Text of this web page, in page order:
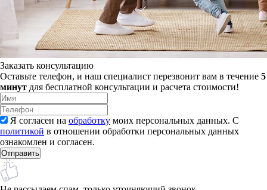
Заказать консультацию
Оставьте телефон, и наш специалист перезвонит вам в течение 5
минут для бесплатной консультации и расчета стоимости!
Я согласен на обработку моих персональных данных. С
политикой в отношении обработки персональных данных
ознакомлен и согласен.